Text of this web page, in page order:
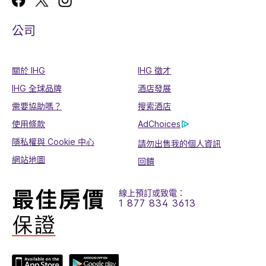
公司
關於 IHG
IHG 徵才
IHG 全球品牌
酒店發展
需要協助嗎？
搜索酒店
使用條款
AdChoices
隱私權與 Cookie 中心
請勿出售我的個人資訊
網站地圖
回饋
線上預訂或致電：
1 877 834 3613